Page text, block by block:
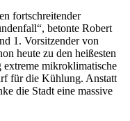
fortschreitender
betonte Robert
1. Vorsitzender von
heute zu den heißesten
mikroklimatische
für die Kühlung. Anstatt
die Stadt eine massive